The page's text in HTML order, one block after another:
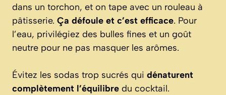
dans un torchon, et on tape avec un rouleau à
pâtisserie. Ça défoule et c’est efficace. Pour
l’eau, privilégiez des bulles fines et un goût
neutre pour ne pas masquer les arômes.
Évitez les sodas trop sucrés qui dénaturent
complètement l’équilibre du cocktail.